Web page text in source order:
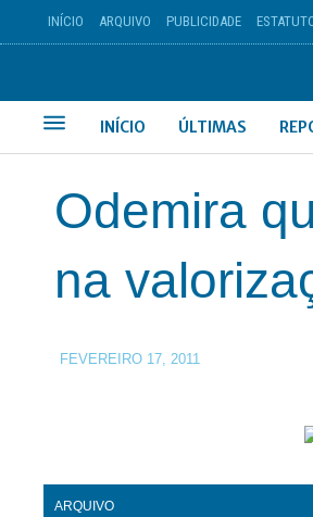
INÍCIO ARQUIVO PUBLICIDADE
INÍCIO ÚLTIMAS
Odemira
na
FEVEREIRO 17, 2011
ARQUIVO